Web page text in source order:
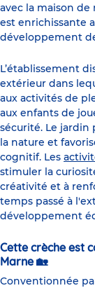
avec la maison
est enrichissante
développement
L’établissement
extérieur dans
aux activités de
aux enfants de
sécurité. Le
la nature et
cognitif. Les
stimuler la
créativité et à
temps passé à
développement
Cette crèche est
Marne 🏡
Conventionnée